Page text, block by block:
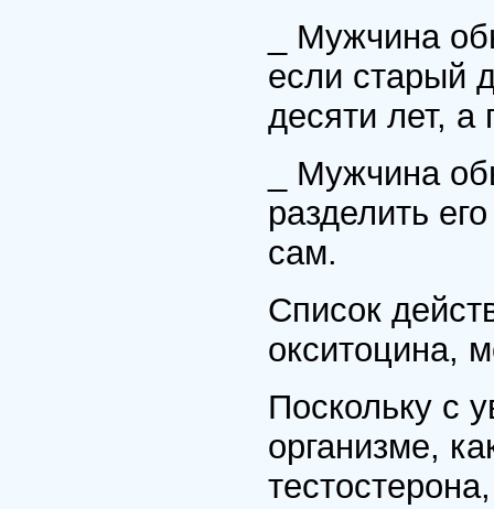
_ Мужчина
если старый
десяти лет, а
_ Мужчина
разделить
сам.
Список
окситоцина,
Поскольку с
организме,